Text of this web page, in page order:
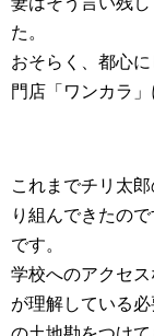
た。
おそらく、都心
門店「ワンカラ
これまでチリ太
り組んできたの
です。
学校へのアクセ
が理解している